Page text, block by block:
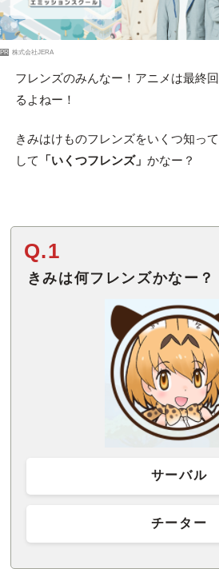
PR 株式会社JERA
フレンズのみんなー！アニメは最終
るよねー！
きみはけものフレンズをいくつ知っ
して
「いくつフレンズ」 かなー？
Q.1
きみは何フレンズかなー？
サーバル
チーター